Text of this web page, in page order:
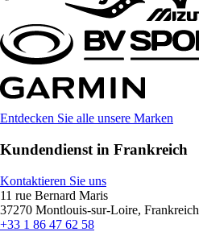
Entdecken Sie alle unsere Marken
Kundendienst in Frankreich
Kontaktieren Sie uns
11 rue Bernard Maris
37270 Montlouis-sur-Loire, Frankreich
+33 1 86 47 62 58